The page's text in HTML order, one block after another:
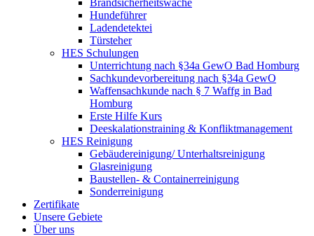
Brandsicherheitswache
Hundeführer
Ladendetektei
Türsteher
HES Schulungen
Unterrichtung nach §34a GewO Bad Homburg
Sachkundevorbereitung nach §34a GewO
Waffensachkunde nach § 7 Waffg in Bad
Homburg
Erste Hilfe Kurs
Deeskalationstraining & Konfliktmanagement
HES Reinigung
Gebäudereinigung/ Unterhaltsreinigung
Glasreinigung
Baustellen- & Containerreinigung
Sonderreinigung
Zertifikate
Unsere Gebiete
Über uns